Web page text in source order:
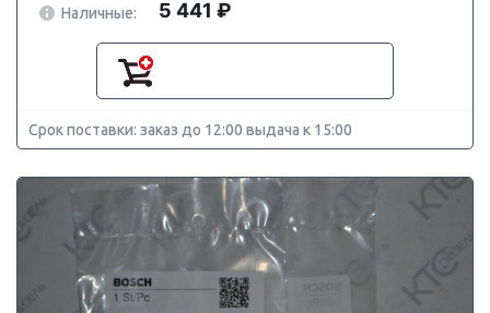
Наличные:
5 441 ₽
Срок поставки: заказ до 12:00 выдача к 15:00